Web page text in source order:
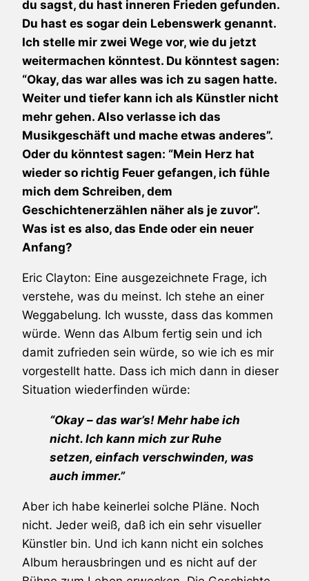
du sagst, du hast inneren Frieden gefunden.
Du hast es sogar dein Lebenswerk genannt.
Ich stelle mir zwei Wege vor, wie du jetzt
weitermachen könntest. Du könntest sagen:
“Okay, das war alles was ich zu sagen hatte.
Weiter und tiefer kann ich als Künstler nicht
mehr gehen. Also verlasse ich das
Musikgeschäft und mache etwas anderes”.
Oder du könntest sagen: “Mein Herz hat
wieder so richtig Feuer gefangen, ich fühle
mich dem Schreiben, dem
Geschichtenerzählen näher als je zuvor”.
Was ist es also, das Ende oder ein neuer
Anfang?
Eric Clayton: Eine ausgezeichnete Frage, ich
verstehe, was du meinst. Ich stehe an einer
Weggabelung. Ich wusste, dass das kommen
würde. Wenn das Album fertig sein und ich
damit zufrieden sein würde, so wie ich es mir
vorgestellt hatte. Dass ich mich dann in dieser
Situation wiederfinden würde:
“Okay – das war’s! Mehr habe ich
nicht. Ich kann mich zur Ruhe
setzen, einfach verschwinden, was
auch immer.”
Aber ich habe keinerlei solche Pläne. Noch
nicht. Jeder weiß, daß ich ein sehr visueller
Künstler bin. Und ich kann nicht ein solches
Album herausbringen und es nicht auf der